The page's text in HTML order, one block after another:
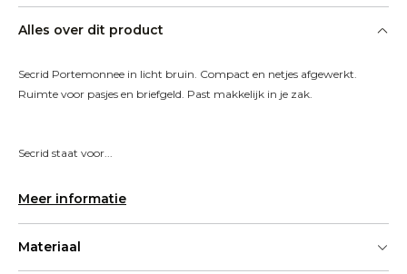
Alles over dit product
Secrid Portemonnee in licht bruin. Compact en netjes afgewerkt.
Ruimte voor pasjes en briefgeld. Past makkelijk in je zak.
Secrid staat voor...
Meer informatie
Materiaal